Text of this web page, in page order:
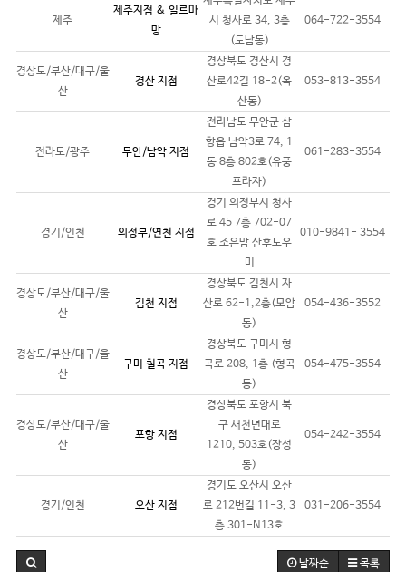
제주
제주지점 & 일르마
망
시 청사로 34, 3층
(도남동)
064-722-3554
경상도/부산/대구/울
산
경산 지점
경상북도 경산시 경
산로42길 18-2(옥
산동)
053-813-3554
전라도/광주 무안/남악 지점
전라남도 무안군 삼
향읍 남악3로 74, 1
동 8층 802호(유풍
프라자)
061-283-3554
경기/인천 의정부/연천 지점
경기 의정부시 청사
로 45 7층 702-07
호 조은맘 산후도우
미
010-9841- 3554
경상도/부산/대구/울
산
김천 지점
경상북도 김천시 자
산로 62-1,2층(모암
동)
054-436-3552
경상도/부산/대구/울
산
구미 칠곡 지점
경상북도 구미시 형
곡로 208, 1층 (형곡
동)
054-475-3554
경상도/부산/대구/울
산
포항 지점
경상북도 포항시 북
구 새천년대로
1210, 503호(장성
동)
054-242-3554
경기/인천 오산 지점
경기도 오산시 오산
로 212번길 11-3, 3
층 301-N13호
031-206-3554
날짜순 목록